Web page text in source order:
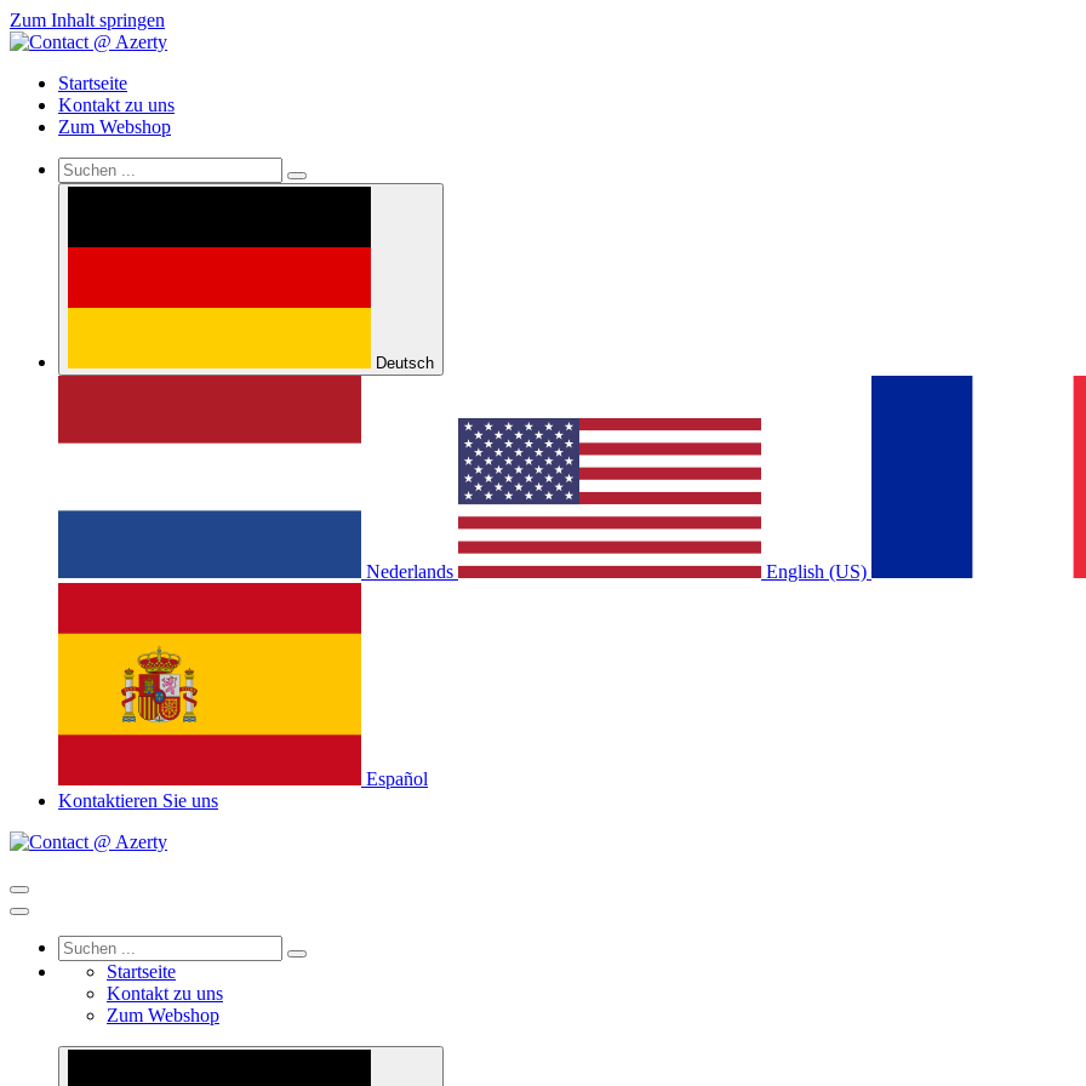
Zum Inhalt springen
Startseite
Kontakt zu uns
Zum Webshop
Deutsch
Nederlands English (US)
Español
Kontaktieren Sie uns
Startseite
Kontakt zu uns
Zum Webshop